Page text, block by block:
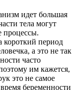
идет большая
тела могут
процессы.
короткий период
а это не так
часто
им кажется,
это не самое
беременности